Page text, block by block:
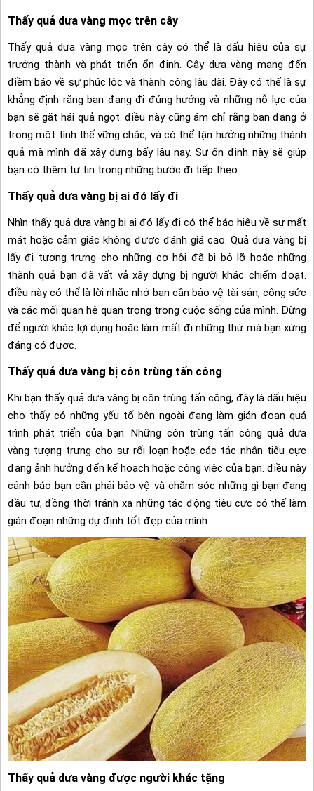
Thấy quả dưa vàng mọc trên cây
Thấy quả dưa vàng mọc trên cây có thể là dấu hiệu của sự
trưởng thành và phát triển ổn định. Cây dưa vàng mang đến
điềm báo về sự phúc lộc và thành công lâu dài. Đây có thể là sự
khẳng định rằng bạn đang đi đúng hướng và những nỗ lực của
bạn sẽ gặt hái quả ngọt. điều này cũng ám chỉ rằng bạn đang ở
trong một tình thế vững chắc, và có thể tận hưởng những thành
quả mà mình đã xây dựng bấy lâu nay. Sự ổn định này sẽ giúp
bạn có thêm tự tin trong những bước đi tiếp theo.
Thấy quả dưa vàng bị ai đó lấy đi
Nhìn thấy quả dưa vàng bị ai đó lấy đi có thể báo hiệu về sự mất
mát hoặc cảm giác không được đánh giá cao. Quả dưa vàng bị
lấy đi tượng trưng cho những cơ hội đã bị bỏ lỡ hoặc những
thành quả bạn đã vất vả xây dựng bị người khác chiếm đoạt.
điều này có thể là lời nhắc nhở bạn cần bảo vệ tài sản, công sức
và các mối quan hệ quan trọng trong cuộc sống của mình. Đừng
để người khác lợi dụng hoặc làm mất đi những thứ mà bạn xứng
đáng có được.
Thấy quả dưa vàng bị côn trùng tấn công
Khi bạn thấy quả dưa vàng bị côn trùng tấn công, đây là dấu hiệu
cho thấy có những yếu tố bên ngoài đang làm gián đoạn quá
trình phát triển của bạn. Những côn trùng tấn công quả dưa
vàng tượng trưng cho sự rối loạn hoặc các tác nhân tiêu cực
đang ảnh hưởng đến kế hoạch hoặc công việc của bạn. điều này
cảnh báo bạn cần phải bảo vệ và chăm sóc những gì bạn đang
đầu tư, đồng thời tránh xa những tác động tiêu cực có thể làm
gián đoạn những dự định tốt đẹp của mình.
Thấy quả dưa vàng được người khác tặng